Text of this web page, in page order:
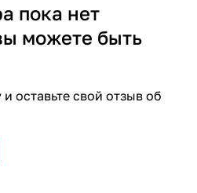
пока нет
можете быть
оставьте свой отзыв об